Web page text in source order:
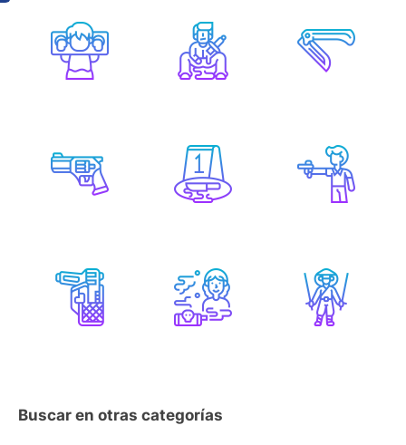
Buscar en otras categorías